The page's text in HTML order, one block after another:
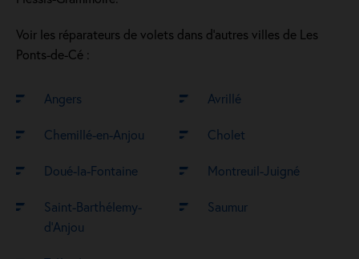
Voir les réparateurs de volets dans d’autres villes de Les
Ponts-de-Cé :
Angers Avrillé
Chemillé-en-Anjou Cholet
Doué-la-Fontaine Montreuil-Juigné
Saint-Barthélemy-
d’Anjou
Saumur